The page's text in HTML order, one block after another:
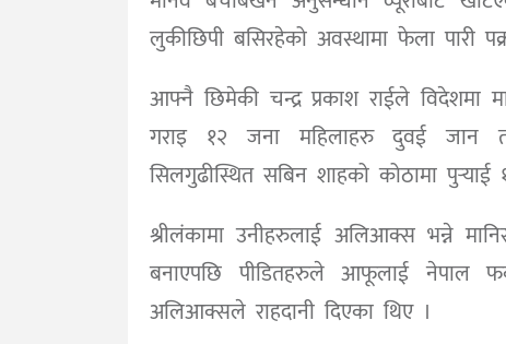
लुकीछिपी बसिरहेको अवस्थामा फेला पारी
आफ्नै छिमेकी चन्द्र प्रकाश राईले
गराइ १२ जना महिलाहरु दुवई जान
सिलगुढीस्थित सबिन शाहको कोठामा
श्रीलंकामा उनीहरुलाई अलिआक्स भन्ने
बनाएपछि पीडितहरुले आफूलाई नेपाल
अलिआक्सले राहदानी दिएका थिए ।